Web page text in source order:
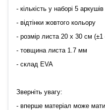
- кількість у наборі 5 аркушів
- відтінки жовтого кольору
- розмір листа 20 х 30 см
- товщина листа 1.7 мм
- склад EVA
Зверніть увагу:
- вперше матеріал може мати